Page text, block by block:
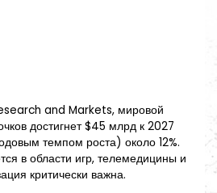
and Markets, мировой
достигнет $45 млрд к 2027
темпом роста) около 12%.
в области игр, телемедицины и
критически важна.